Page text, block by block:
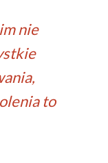
nie
to